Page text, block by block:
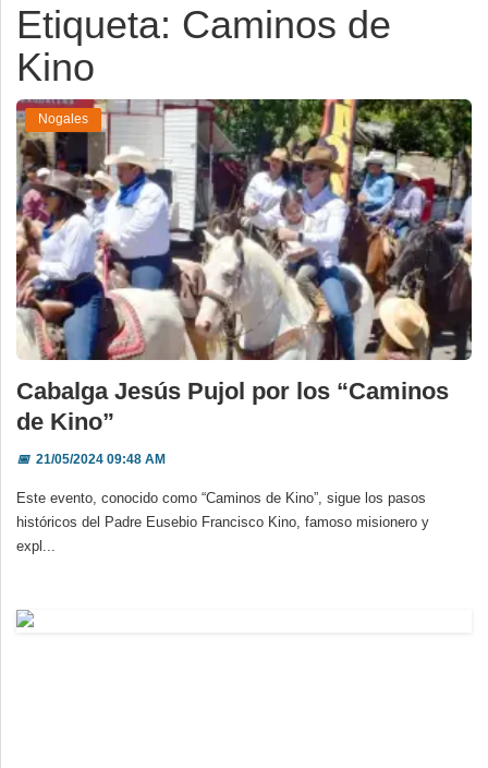
Edición Impresa
Etiqueta: Caminos de
Kino
Nogales
Cabalga Jesús Pujol por los “Caminos
de Kino”
📅21/05/2024 09:48 AM
Este evento, conocido como “Caminos de Kino”, sigue los pasos
históricos del Padre Eusebio Francisco Kino, famoso misionero y
expl...